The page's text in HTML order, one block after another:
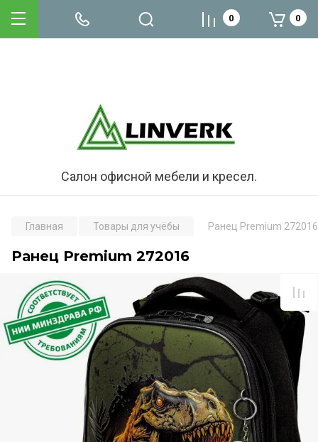
Салон офисной мебели и кресел.
0 0
Главная Товары для учёбы Ранец Premium 272016
Ранец Premium 272016